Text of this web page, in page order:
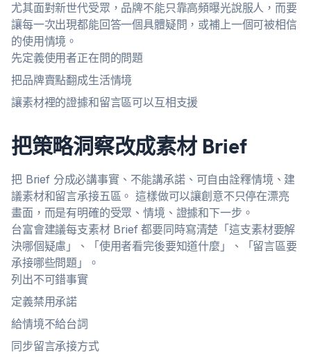
尤其面對新世代受眾，品牌不能只靠高頻曝光說服人，而要
讓每一次出現都能回答一個具體疑問，或補上一個可被相信
的使用情境。
先定義使用者正在問的問題
把品牌賣點翻成生活情境
讓素材裡的證據和留言區可以互相支援
把策略洞察改成素材 Brief
把 Brief 分成必講事實、不能講承諾、可自由詮釋情境、建
議素材和留言承接五區。 這樣做可以讓創意不只停在漂亮
畫面，而是有明確的受眾、情境、證據和下一步。
台富會建議每支素材 Brief 都要同時寫清楚「這支素材要解
決哪個疑慮」、「使用者看完後要知道什麼」、「留言區要
承接哪些問題」。
列出不可錯事實
定義禁用承諾
給情境不給台詞
同步留言承接方式